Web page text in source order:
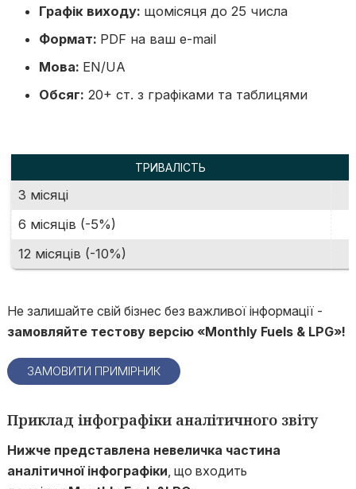
Графік виходу: щомісяця до 25 числа
Формат: PDF на ваш e-mail
Мова: EN/UA
Обсяг: 20+ ст. з графіками та таблицями
ТРИВАЛІСТЬ
3 місяці
6 місяців (-5%)
12 місяців (-10%)
Не залишайте свій бізнес без важливої інформації -
замовляйте тестову версію «Monthly Fuels & LPG»!
ЗАМОВИТИ ПРИМІРНИК
Приклад інфографіки аналітичного звіту
Нижче представлена невеличка частина
аналітичної інфографіки, що входить